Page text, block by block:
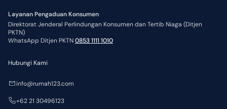
Layanan Pengaduan Konsumen
Direktorat Jenderal Perlindungan Konsumen dan Tertib Niaga (Ditjen
PKTN)
WhatsApp Ditjen PKTN0853 1111 1010
Hubungi Kami
info@rumah123.com
+62 21 30496123